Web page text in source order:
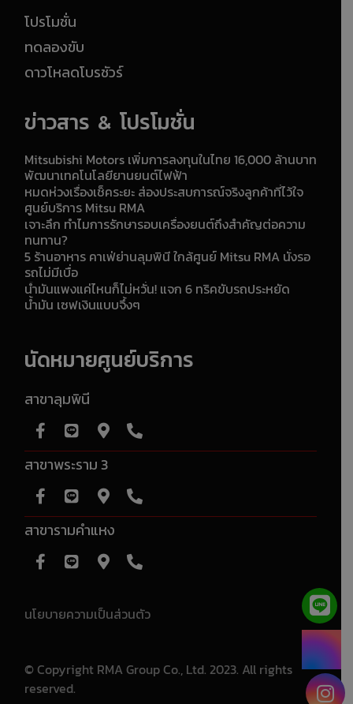
โปรโมชั่น
ทดลองขับ
ดาวโหลดโบรชัวร์
ข่าวสาร & โปรโมชั่น
Mitsubishi Motors เพิ่มการลงทุนในไทย 16,000 ล้านบาท
พัฒนาเทคโนโลยียานยนต์ไฟฟ้า
หมดห่วงเรื่องเช็คระยะ ส่องประสบการณ์จริงลูกค้าที่ไว้ใจ
ศูนย์บริการ Mitsu RMA
เจาะลึก ทำไมการรักษารอบเครื่องยนต์ถึงสำคัญต่อความ
ทนทาน?
5 ร้านอาหาร คาเฟ่ย่านลุมพินี ใกล้ศูนย์ Mitsu RMA นั่งรอ
รถไม่มีเบื่อ
น้ำมันแพงแค่ไหนก็ไม่หวั่น! แจก 6 ทริคขับรถประหยัด
น้ำมัน เซฟเงินแบบจึ้งๆ
นัดหมายศูนย์บริการ
สาขาลุมพินี
สาขาพระราม 3
สาขารามคำแหง
นโยบายความเป็นส่วนตัว
© Copyright RMA Group Co., Ltd. 2023. All rights
reserved.